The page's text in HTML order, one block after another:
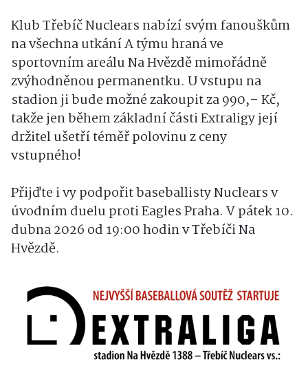
Klub Třebíč Nuclears nabízí svým fanouškům
na všechna utkání A týmu hraná ve
sportovním areálu Na Hvězdě mimořádně
zvýhodněnou permanentku. U vstupu na
stadion ji bude možné zakoupit za 990,– Kč,
takže jen během základní části Extraligy její
držitel ušetří téměř polovinu z ceny
vstupného!
Přijďte i vy podpořit baseballisty Nuclears v
úvodním duelu proti Eagles Praha. V pátek 10.
dubna 2026 od 19:00 hodin v Třebíči Na
Hvězdě.